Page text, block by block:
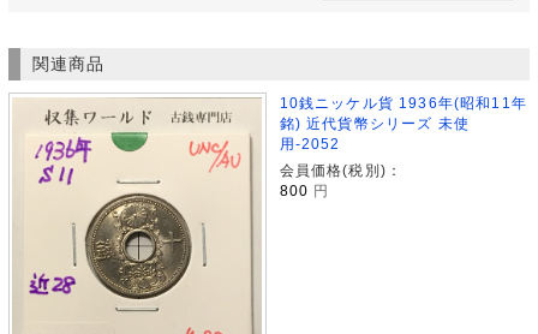
関連商品
10銭ニッケル貨 1936年(昭和11年
銘) 近代貨幣シリーズ 未使
用-2052
会員価格(税別)：
800 円